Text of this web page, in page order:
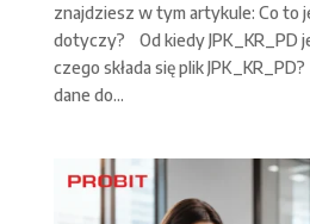
znajdziesz w tym artykule: Co to
dotyczy? Od kiedy
czego składa się plik
dane do...